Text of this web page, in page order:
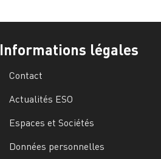
Informations légales
Contact
Actualités ESO
Espaces et Sociétés
Données personnelles